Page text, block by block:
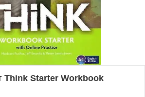
Think Starter Workbook